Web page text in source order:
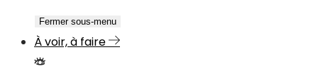
Fermer sous-menu
À voir, à faire